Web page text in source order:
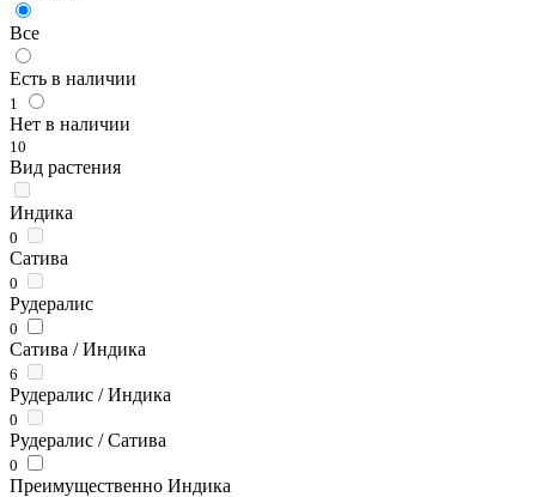
Все
Есть в наличии
1
Нет в наличии
10
Вид растения
Индика
0
Сатива
0
Рудералис
0
Сатива / Индика
6
Рудералис / Индика
0
Рудералис / Сатива
0
Преимущественно Индика